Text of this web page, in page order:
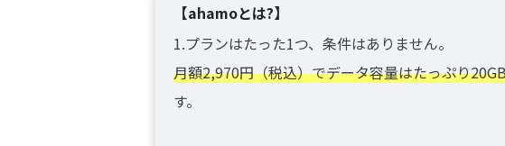
【ahamoとは?】
1.プランはたった1つ、条件はありません。
月額2,970円（税込）でデータ容量はたっぷり
す。